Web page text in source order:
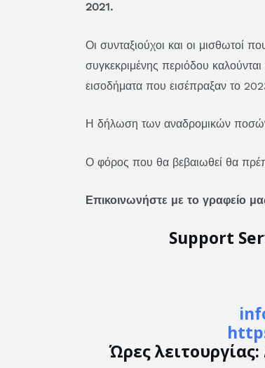
2021.
Οι συνταξιούχοι και οι μισθωτοί
συγκεκριμένης περιόδου
εισοδήματα που εισέπραξαν το
Η δήλωση των αναδρομικών
Ο φόρος που θα βεβαιωθεί θα
Επικοινωνήστε με το γραφείο
Support
Ώρες